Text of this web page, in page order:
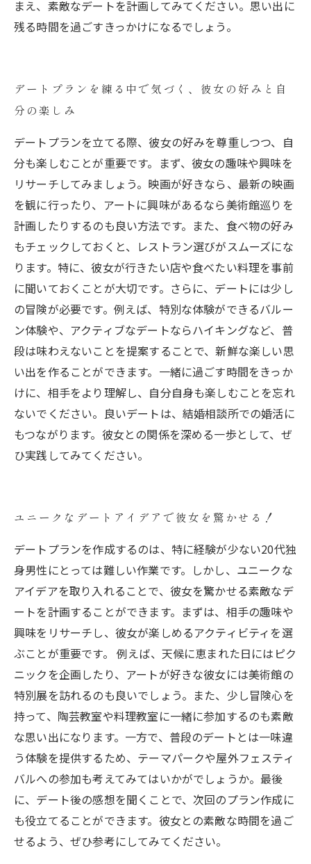
まえ、素敵なデートを計画してみてください。思い出に
残る時間を過ごすきっかけになるでしょう。
デートプランを練る中で気づく、彼女の好みと自
分の楽しみ
デートプランを立てる際、彼女の好みを尊重しつつ、自
分も楽しむことが重要です。まず、彼女の趣味や興味を
リサーチしてみましょう。映画が好きなら、最新の映画
を観に行ったり、アートに興味があるなら美術館巡りを
計画したりするのも良い方法です。また、食べ物の好み
もチェックしておくと、レストラン選びがスムーズにな
ります。特に、彼女が行きたい店や食べたい料理を事前
に聞いておくことが大切です。さらに、デートには少し
の冒険が必要です。例えば、特別な体験ができるバルー
ン体験や、アクティブなデートならハイキングなど、普
段は味わえないことを提案することで、新鮮な楽しい思
い出を作ることができます。一緒に過ごす時間をきっか
けに、相手をより理解し、自分自身も楽しむことを忘れ
ないでください。良いデートは、結婚相談所での婚活に
もつながります。彼女との関係を深める一歩として、ぜ
ひ実践してみてください。
ユニークなデートアイデアで彼女を驚かせる！
デートプランを作成するのは、特に経験が少ない20代独
身男性にとっては難しい作業です。しかし、ユニークな
アイデアを取り入れることで、彼女を驚かせる素敵なデ
ートを計画することができます。まずは、相手の趣味や
興味をリサーチし、彼女が楽しめるアクティビティを選
ぶことが重要です。 例えば、天候に恵まれた日にはピク
ニックを企画したり、アートが好きな彼女には美術館の
特別展を訪れるのも良いでしょう。また、少し冒険心を
持って、陶芸教室や料理教室に一緒に参加するのも素敵
な思い出になります。一方で、普段のデートとは一味違
う体験を提供するため、テーマパークや屋外フェスティ
バルへの参加も考えてみてはいかがでしょうか。最後
に、デート後の感想を聞くことで、次回のプラン作成に
も役立てることができます。彼女との素敵な時間を過ご
せるよう、ぜひ参考にしてみてください。